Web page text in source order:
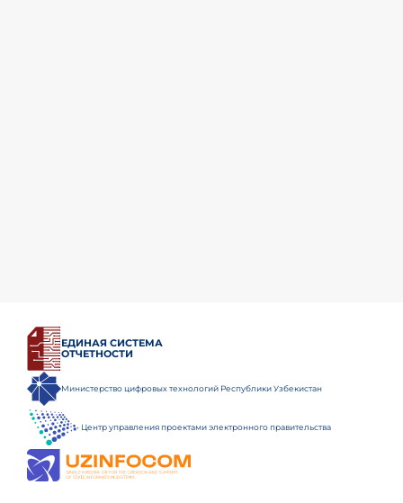
ЕДИНАЯ СИСТЕМА
ОТЧЕТНОСТИ
Министерство цифровых технологий Республики Узбекистан
Центр управления проектами электронного правительства